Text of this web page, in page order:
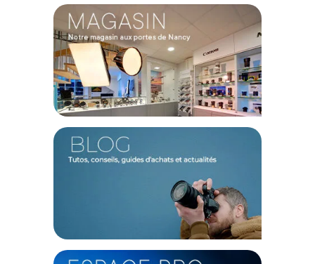
Bowens)
1x Objectif 50°
1x Support de Gobo
1x Assortiment de Gobos
1x Porte-gélatines
1x Sac de transport rigide professionnel
Offre valable jusqu'au 10-08-2026 inclus.
Garantie 2 ans
(1) Offre valable jusqu'au 31 Décembre 2030 à partir de 49 euros
d'achat, sur la base d'une expédition Chronopost 24H vers un point
relais situé en France continentale uniquement, valable uniquement
sur les produits de moins de 1m et moins de 20Kg.
(3) Nombre de points Fidélité estimés, hors remises au panier, basé
sur le prix TTC en €, les points seront effectivement calculés dans le